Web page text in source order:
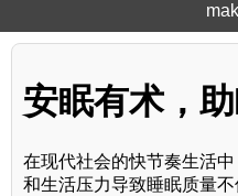
安眠有术，
在现代社会的快节奏生活
和生活压力导致睡眠质量